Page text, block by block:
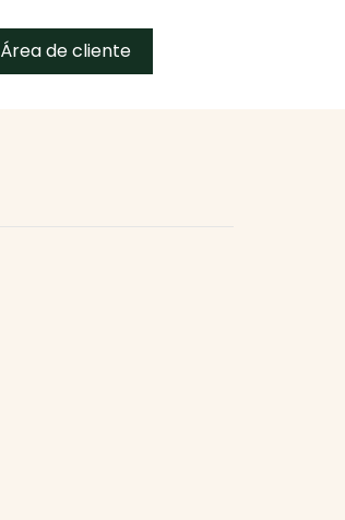
Área de cliente